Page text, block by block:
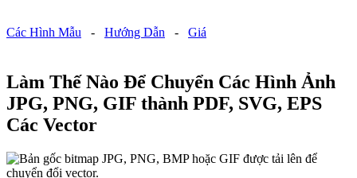
Các Hình Mẫu - Hướng Dẫn - Giá
Làm Thế Nào Để Chuyển Các Hình Ảnh
JPG, PNG, GIF thành PDF, SVG, EPS
Các Vector